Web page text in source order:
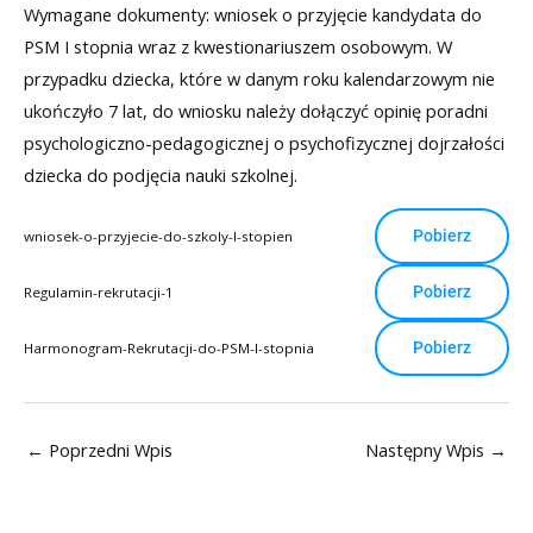
Wymagane dokumenty: wniosek o przyjęcie kandydata do
PSM I stopnia wraz z kwestionariuszem osobowym. W
przypadku dziecka, które w danym roku kalendarzowym nie
ukończyło 7 lat, do wniosku należy dołączyć opinię poradni
psychologiczno-pedagogicznej o psychofizycznej dojrzałości
dziecka do podjęcia nauki szkolnej.
wniosek-o-przyjecie-do-szkoly-I-stopien Pobierz
Regulamin-rekrutacji-1 Pobierz
Harmonogram-Rekrutacji-do-PSM-I-stopnia Pobierz
← Poprzedni Wpis Następny Wpis →